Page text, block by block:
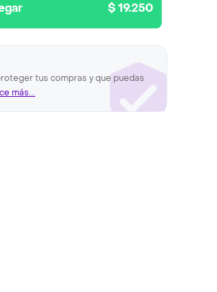
$ 19.250
tus compras y que puedas
más...